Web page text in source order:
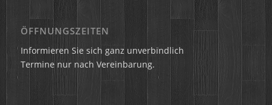
ÖFFNUNGSZEITEN
Informieren Sie sich ganz unverbindlich
Termine nur nach Vereinbarung.